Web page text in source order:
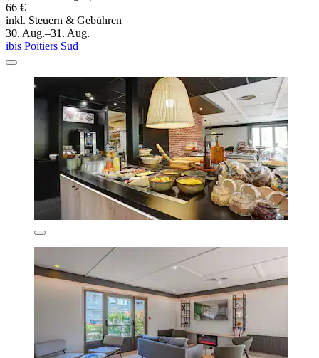
66 €
inkl. Steuern & Gebühren
30. Aug.–31. Aug.
ibis Poitiers Sud